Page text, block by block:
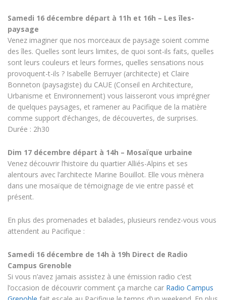
Samedi 16 décembre départ à 11h et 16h – Les îles-
paysage
Venez imaginer que nos morceaux de paysage soient comme
des îles. Quelles sont leurs limites, de quoi sont-ils faits, quelles
sont leurs couleurs et leurs formes, quelles sensations nous
provoquent-t-ils ? Isabelle Berruyer (architecte) et Claire
Bonneton (paysagiste) du CAUE (Conseil en Architecture,
Urbanisme et Environnement) vous laisseront vous imprégner
de quelques paysages, et ramener au Pacifique de la matière
comme support d’échanges, de découvertes, de surprises.
Durée : 2h30
Dim 17 décembre départ à 14h – Mosaïque urbaine
Venez découvrir l’histoire du quartier Alliés-Alpins et ses
alentours avec l’architecte Marine Bouillot. Elle vous mènera
dans une mosaïque de témoignage de vie entre passé et
présent.
En plus des promenades et balades, plusieurs rendez-vous vous
attendent au Pacifique :
Samedi 16 décembre de 14h à 19h Direct de Radio
Campus Grenoble
Si vous n’avez jamais assistez à une émission radio c’est
l’occasion de découvrir comment ça marche car Radio Campus